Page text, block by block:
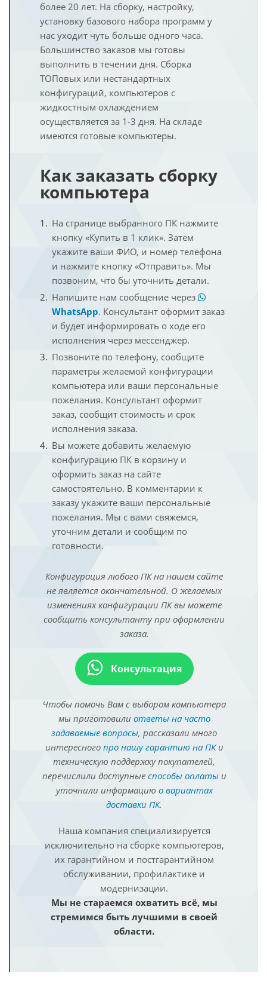
более 20 лет. На сборку, настройку,
установку базового набора программ у
нас уходит чуть больше одного часа.
Большинство заказов мы готовы
выполнить в течении дня. Сборка
ТОПовых или нестандартных
конфигураций, компьютеров с
жидкостным охлаждением
осуществляется за 1-3 дня. На складе
имеются готовые компьютеры.
Как заказать сборку
компьютера
На странице выбранного ПК нажмите
кнопку «Купить в 1 клик». Затем
укажите ваши ФИО, и номер телефона
и нажмите кнопку «Отправить». Мы
позвоним, что бы уточнить детали.
Напишите нам сообщение через
WhatsApp. Консультант оформит заказ
и будет информировать о ходе его
исполнения через мессенджер.
Позвоните по телефону, сообщите
параметры желаемой конфигурации
компьютера или ваши персональные
пожелания. Консультант оформит
заказ, сообщит стоимость и срок
исполнения заказа.
Вы можете добавить желаемую
конфигурацию ПК в корзину и
оформить заказ на сайте
самостоятельно. В комментарии к
заказу укажите ваши персональные
пожелания. Мы с вами свяжемся,
уточним детали и сообщим по
готовности.
Конфигурация любого ПК на нашем сайте
не является окончательной. О желаемых
изменениях конфигурации ПК вы можете
сообщить консультанту при оформлении
заказа.
Консультация
Чтобы помочь Вам с выбором компьютера
мы приготовили ответы на часто
задаваемые вопросы, рассказали много
интересного про нашу гарантию на ПКи
техническую поддержку покупателей,
перечислили доступные способы оплатыи
уточнили информацию о вариантах
доставки ПК.
Наша компания специализируется
исключительно на сборке компьютеров,
их гарантийном и постгарантийном
обслуживании, профилактике и
модернизации.
Мы не стараемся охватить всё, мы
стремимся быть лучшими в своей
области.